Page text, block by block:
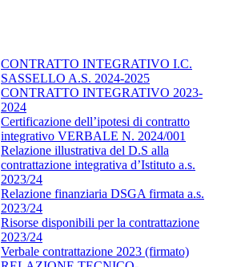
CONTRATTO INTEGRATIVO I.C.
SASSELLO A.S. 2024-2025
CONTRATTO INTEGRATIVO 2023-
2024
Certificazione dell’ipotesi di contratto
integrativo VERBALE N. 2024/001
Relazione illustrativa del D.S alla
contrattazione integrativa d’Istituto a.s.
2023/24
Relazione finanziaria DSGA firmata a.s.
2023/24
Risorse disponibili per la contrattazione
2023/24
Verbale contrattazione 2023 (firmato)